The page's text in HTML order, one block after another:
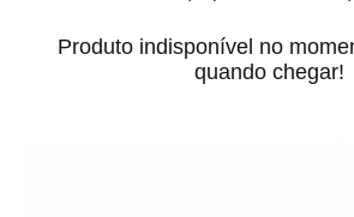
Produto indisponível no
quando chegar!